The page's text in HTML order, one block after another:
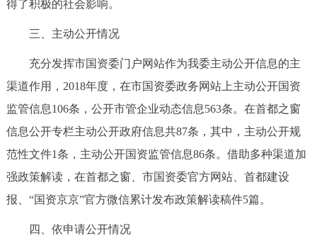
得了积极的社会影响。
三、主动公开情况
充分发挥市国资委门户网站作为我委主动公开信息的主
渠道作用，2018年度，在市国资委政务网站上主动公开国资
监管信息106条，公开市管企业动态信息563条。在首都之窗
信息公开专栏主动公开政府信息共87条，其中，主动公开规
范性文件1条，主动公开国资监管信息86条。借助多种渠道加
强政策解读，在首都之窗、市国资委官方网站、首都建设
报、“国资京京”官方微信累计发布政策解读稿件5篇。
四、依申请公开情况